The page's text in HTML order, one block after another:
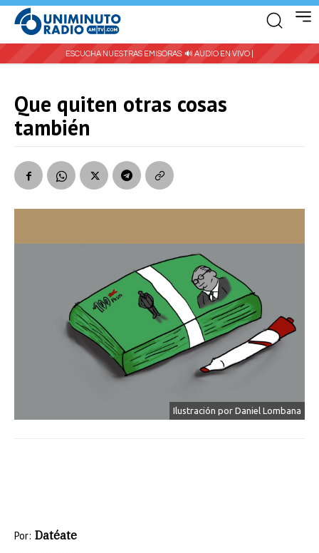
ESCUCHA NUESTRAS EMISORAS: 🔊 AUDIO EN VIVO |
Que quiten otras cosas
también
Ilustración por Daniel Lombana
Por: Datéate